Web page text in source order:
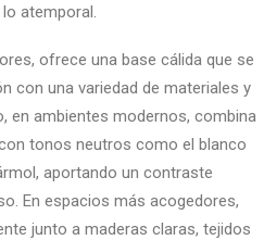
atemporal.
ofrece una base cálida que se
con una variedad de materiales y
en ambientes modernos, combina
tonos neutros como el blanco
aportando un contraste
En espacios más acogedores,
junto a maderas claras, tejidos